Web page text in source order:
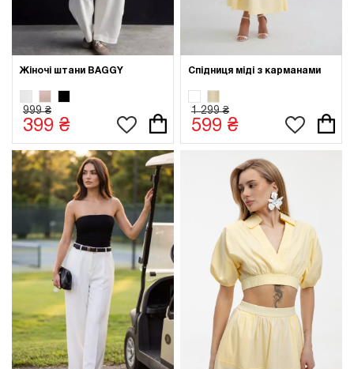
Жіночі штани BAGGY
999 ₴
399 ₴
Спідниця міді з карманами
1 299 ₴
599 ₴